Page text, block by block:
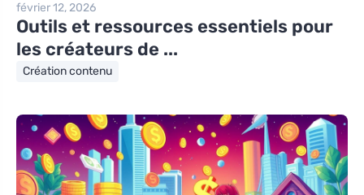
février 12, 2026
Outils et ressources essentiels pour
les créateurs de ...
Création contenu